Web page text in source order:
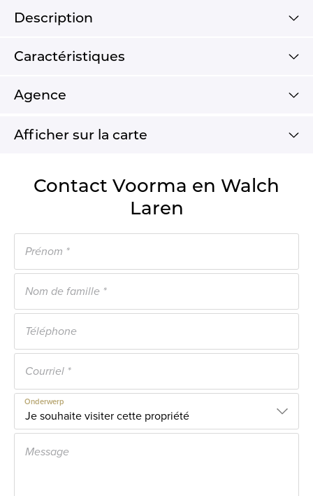
Description
Caractéristiques
Agence
Afficher sur la carte
Contact Voorma en Walch
Laren
Onderwerp